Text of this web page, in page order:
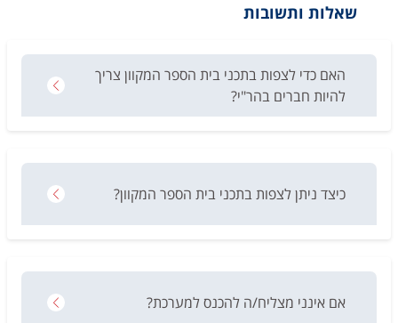
שאלות ותשובות
האם כדי לצפות בתכני בית הספר המקוון צריך
להיות חברים בהר"י?
כיצד ניתן לצפות בתכני בית הספר המקוון?
אם אינני מצליח/ה להכנס למערכת?